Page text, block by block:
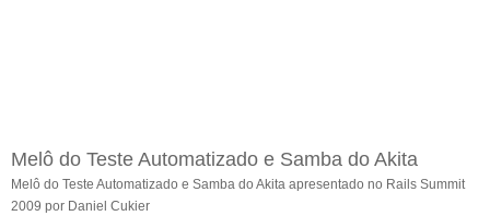
Melô do Teste Automatizado e Samba do Akita
Melô do Teste Automatizado e Samba do Akita apresentado no Rails Summit
2009 por Daniel Cukier